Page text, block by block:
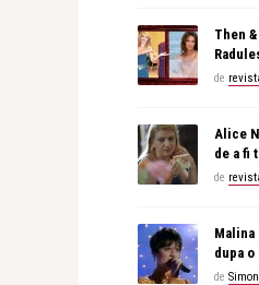
Then
de
Alice
de a fi
de
dupa
de